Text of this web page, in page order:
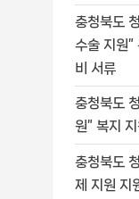
충청북도
수술 지원
비 서류
충청북도
원” 복지
충청북도
제 지원 지